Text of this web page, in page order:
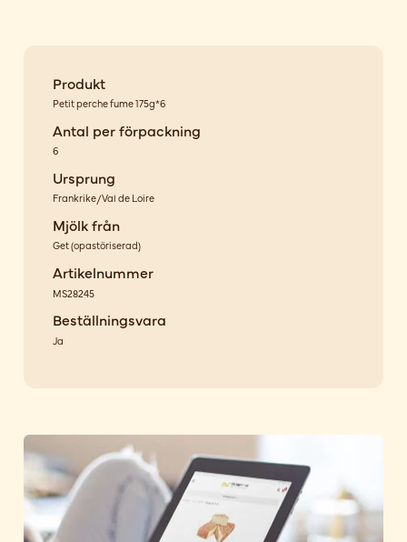
Produkt
Petit perche fume 175g*6
Antal per förpackning
6
Ursprung
Frankrike/Val de Loire
Mjölk från
Get(opastöriserad)
Artikelnummer
MS28245
Beställningsvara
Ja